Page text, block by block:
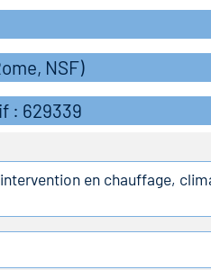
NSF)
: 629339
en chauffage,